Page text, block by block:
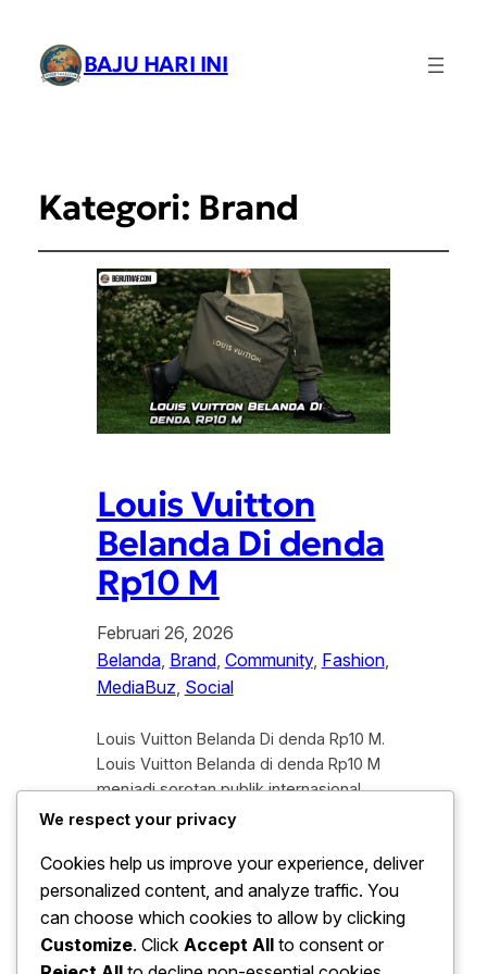
BAJU HARI INI
Kategori: Brand
Louis Vuitton
Belanda Di denda
Rp10 M
Februari 26, 2026
Belanda, Brand, Community, Fashion
MediaBuz, Social
Louis Vuitton Belanda Di denda Rp10 M.
Louis Vuitton Belanda di denda Rp10 M
menjadi sorotan publik internasional
setelah otoritas setempat menjatuhkan
perusahaan mewah tersebut.
Keputusan ini memicu diskusi luas,
terutama mengenai kepatuhan
perusahaan global terhadap regulasi
nasional di negara tempat mereka
We respect your privacy
Cookies help us improve your experience, deliver
personalized content, and analyze traffic. You
can choose which cookies to allow by clicking
Customize. Click Accept All to consent or